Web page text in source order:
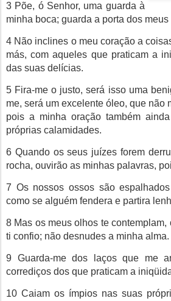
3 Põe, ó Senhor, uma guarda à
minha boca; guarda a porta dos meus
4 Não inclines o meu coração a
más, com aqueles que praticam a
das suas delícias.
5 Fira-me o justo, será isso uma
me, será um excelente óleo, que não
pois a minha oração também
próprias calamidades.
6 Quando os seus juízes forem
rocha, ouvirão as minhas palavras,
7 Os nossos ossos são
como se alguém fendera e partira
8 Mas os meus olhos te
ti confio; não desnudes a minha alma.
9 Guarda-me dos laços que me
corrediços dos que praticam a
10 Caiam os ímpios nas suas